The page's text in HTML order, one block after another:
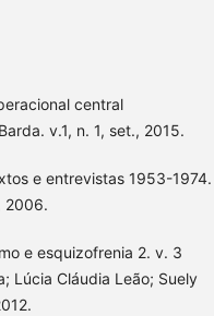
central
v.1, n. 1, set., 2015.
e entrevistas 1953-1974.
2006.
e esquizofrenia 2. v. 3
Lúcia Cláudia Leão; Suely